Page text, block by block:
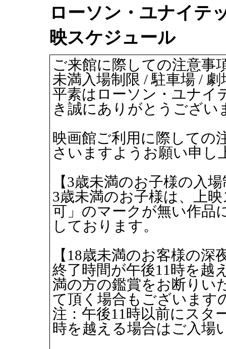
ローソン・ユナイテ
映スケジュール
ご来館に際しての注意事
未満入場制限 / 駐車場 / 劇
平素はローソン・ユナイ
き誠にありがとうござい
映画館ご利用に際しての
さいますようお願い申し
【3歳未満のお子様の入
3歳未満のお子様は、上
可」のマークが無い作品
しております。
【18歳未満のお客様の
終了時間が午後11時を越
満の方の鑑賞をお断りい
て頂く場合もございます
注：午後11時以前にスタ
時を越える場合はご入場